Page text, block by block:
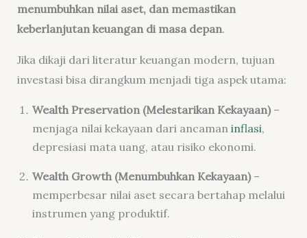
menumbuhkan nilai aset, dan memastikan
keberlanjutan keuangan di masa depan.
Jika dikaji dari literatur keuangan modern, tujuan
investasi bisa dirangkum menjadi tiga aspek utama:
Wealth Preservation (Melestarikan Kekayaan)–
menjaga nilai kekayaan dari ancaman inflasi,
depresiasi mata uang, atau risiko ekonomi.
Wealth Growth (Menumbuhkan Kekayaan)–
memperbesar nilai aset secara bertahap melalui
instrumen yang produktif.